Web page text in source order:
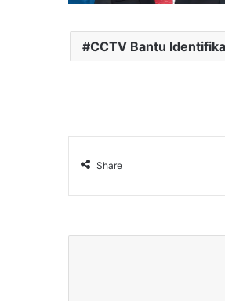
CCTV Bantu
Share